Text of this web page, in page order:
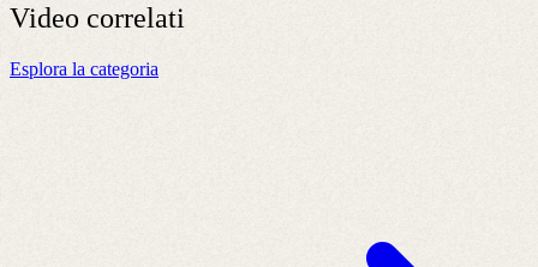
Video correlati
Esplora la categoria